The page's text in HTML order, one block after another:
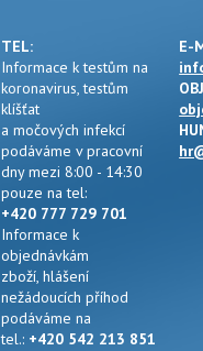
TEL:
Informace k testům na
koronavirus, testům
klíšťat
a močových infekcí
podáváme v pracovní
dny mezi 8:00 - 14:30
pouze na tel:
+420 777 729 701
Informace k
objednávkám
zboží, hlášení
nežádoucích příhod
podáváme na
tel.: +420 542 213 851
E-